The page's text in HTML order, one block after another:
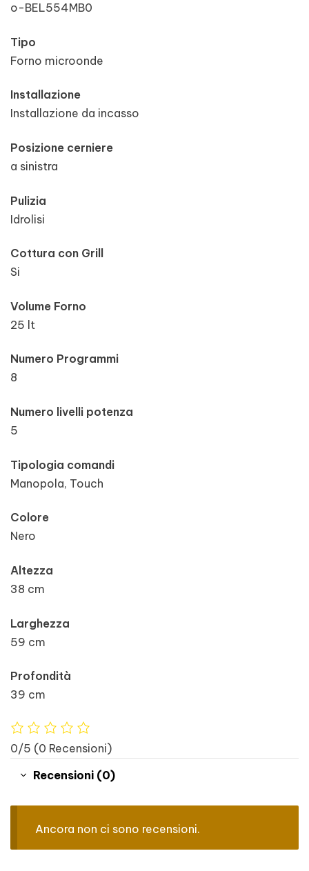
o-BEL554MB0
Tipo
Forno microonde
Installazione
Installazione da incasso
Posizione cerniere
a sinistra
Pulizia
Idrolisi
Cottura con Grill
Si
Volume Forno
25 lt
Numero Programmi
8
Numero livelli potenza
5
Tipologia comandi
Manopola, Touch
Colore
Nero
Altezza
38 cm
Larghezza
59 cm
Profondità
39 cm
0/5 (0 Recensioni)
Recensioni (0)
Ancora non ci sono recensioni.